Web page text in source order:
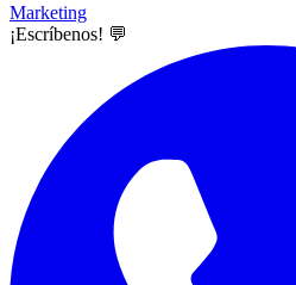
Marketing
¡Escríbenos! 💬